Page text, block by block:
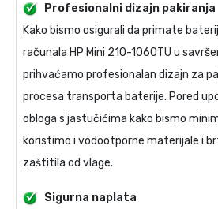
Profesionalni dizajn pakiranja
Kako bismo osigurali da primate
računala HP Mini 210-1060TU u
prihvaćamo profesionalan dizajn za
procesa transporta baterije. Pored
obloga s jastučićima kako bismo
koristimo i vodootporne materijale i
zaštitila od vlage.
Sigurna naplata